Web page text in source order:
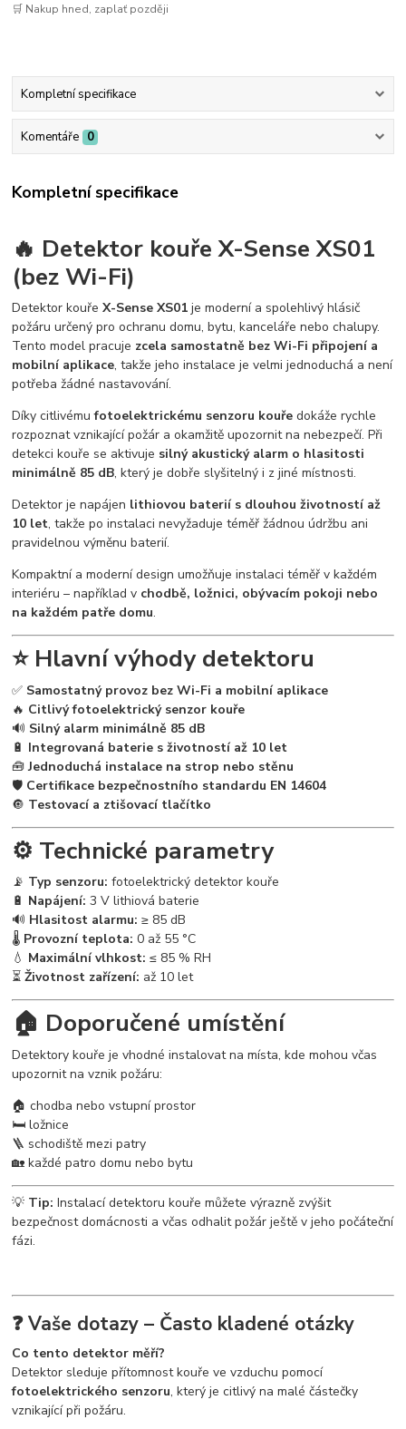
🛒 Nakup hned, zaplať později
Kompletní specifikace
Komentáře 0
Kompletní specifikace
🔥 Detektor kouře X-Sense XS01
(bez Wi-Fi)
Detektor kouřeX-Sense XS01 je moderní a spolehlivý hlásič
požáru určený pro ochranu domu, bytu, kanceláře nebo chalupy.
Tento model pracuje zcela samostatně bez Wi-Fi připojení a
mobilní aplikace, takže jeho instalace je velmi jednoduchá a není
potřeba žádné nastavování.
Díky citlivémufotoelektrickému senzoru kouře dokáže rychle
rozpoznat vznikající požár a okamžitě upozornit na nebezpečí. Při
detekci kouře se aktivuje silný akustický alarm o hlasitosti
minimálně 85 dB, který je dobře slyšitelný i z jiné místnosti.
Detektor je napájen lithiovou baterií s dlouhou životností až
10 let, takže po instalaci nevyžaduje téměř žádnou údržbu ani
pravidelnou výměnu baterií.
Kompaktní a moderní design umožňuje instalaci téměř v každém
interiéru – například v chodbě, ložnici, obývacím pokoji nebo
na každém patře domu.
⭐ Hlavní výhody detektoru
✅ Samostatný provoz bez Wi-Fi a mobilní aplikace
🔥 Citlivý fotoelektrický senzor kouře
🔊 Silný alarm minimálně 85 dB
🔋 Integrovaná baterie s životností až 10 let
🧰Jednoduchá instalace na strop nebo stěnu
🛡️ Certifikace bezpečnostního standardu EN 14604
🔘 Testovací a ztišovací tlačítko
⚙️ Technické parametry
📡 Typ senzoru: fotoelektrický detektor kouře
🔋 Napájení: 3 V lithiová baterie
🔊 Hlasitost alarmu: ≥ 85 dB
🌡️ Provozní teplota: 0 až 55 °C
💧 Maximální vlhkost: ≤ 85 % RH
⏳Životnost zařízení: až 10 let
🏠 Doporučené umístění
Detektory kouře je vhodné instalovat na místa, kde mohou včas
upozornit na vznik požáru:
🏠 chodba nebo vstupní prostor
🛏️ ložnice
🪜 schodiště mezi patry
🏡 každé patro domu nebo bytu
💡 Tip: Instalací detektoru kouře můžete výrazně zvýšit
bezpečnost domácnosti a včas odhalit požár ještě v jeho počáteční
fázi.
❓ Vaše dotazy – Často kladené otázky
Co tento detektor měří?
Detektor sleduje přítomnost kouře ve vzduchu pomocí
fotoelektrického senzoru, který je citlivý na malé částečky
vznikající při požáru.